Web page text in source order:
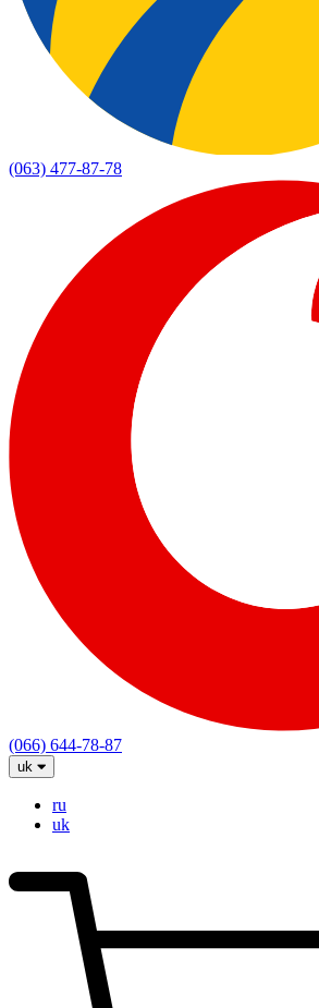
(063) 477-87-78
(066) 644-78-87
uk
ru
uk